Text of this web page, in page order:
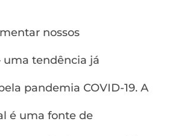
nossos
uma tendência já
pandemia COVID-19. A
é uma fonte de